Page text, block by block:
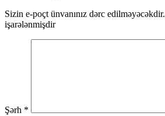
Sizin e-poçt ünvanınız dərc edilməyəcəkdir.
işarələnmişdir
Şərh *